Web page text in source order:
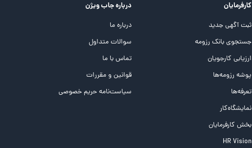
کارفرمایان
ثبت آگهی جدید
جستجوی بانک رزومه
ارزیابی کارجویان
پوشه‌‌ رزومه‌ها
تعرفه‌ها
نمایشگاه‌کار
بخش کارفرمایان
HR Vision
درباره جاب ویژن
درباره ما
سوالات متداول
تماس با ما
قوانین و مقررات
سیاست‌نامه حریم خصوصی